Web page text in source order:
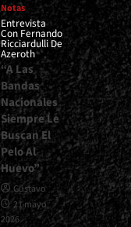
Notas
Entrevista
Con Fernando
Ricciardulli De
Azeroth
“A Las
Bandas
Nacionales
Siempre Le
Buscan El
Pelo Al
Huevo”
Gustavo
21 mayo,
2026